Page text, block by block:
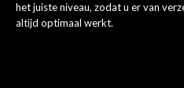
het juiste niveau, zodat u er van
altijd optimaal werkt.